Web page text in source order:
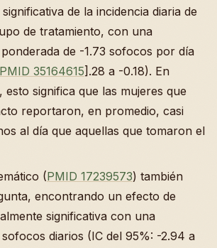
de la incidencia diaria de
de tratamiento, con una
de -1.73 sofocos por día
PMID 35164615].28 a -0.18). En
esto significa que las mujeres que
reportaron, en promedio, casi
al día que aquellas que tomaron el
(PMID 17239573) también
encontrando un efecto de
significativa con una
diarios (IC del 95%: -2.94 a